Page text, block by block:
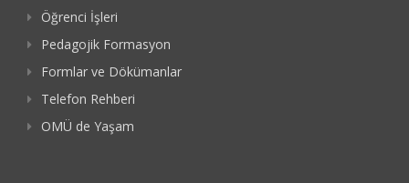
Öğrenci İşleri
Pedagojik Formasyon
Formlar ve Dökümanlar
Telefon Rehberi
OMÜ de Yaşam